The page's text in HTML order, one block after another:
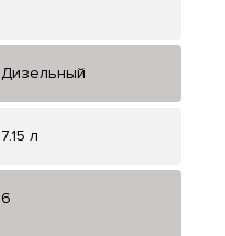
Дизельный
7.15 л
6